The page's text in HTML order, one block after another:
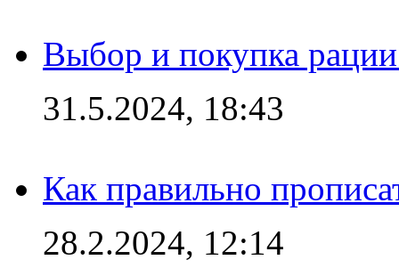
Выбор и покупка
31.5.2024, 18:43
Как правильно
28.2.2024, 12:14